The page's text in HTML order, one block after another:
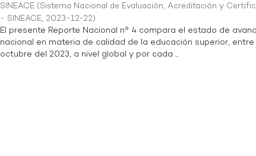
SINEACE (Sistema Nacional de Evaluación, Acreditación y
- SINEACE, 2023-12-22)
El presente Reporte Nacional n° 4 compara el estado de
nacional en materia de calidad de la educación superior,
octubre del 2023, a nivel global y por cada ...